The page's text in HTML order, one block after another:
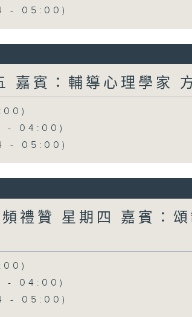
- 05:00)
嘉賓：輔導心理學家
- 04:00)
- 05:00)
禮贊 星期四 嘉賓：頌
- 04:00)
- 05:00)